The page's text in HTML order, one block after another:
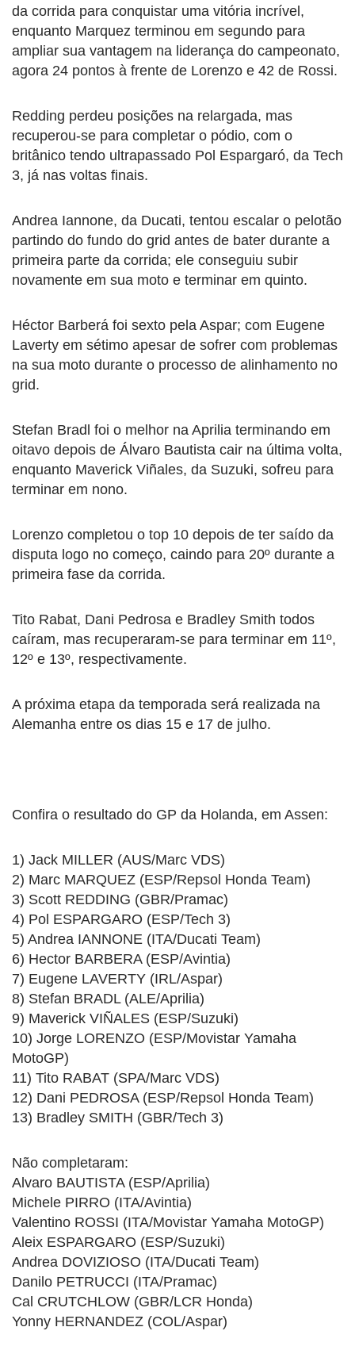
da corrida para conquistar uma vitória incrível,
enquanto Marquez terminou em segundo para
ampliar sua vantagem na liderança do campeonato,
agora 24 pontos à frente de Lorenzo e 42 de Rossi.
Redding perdeu posições na relargada, mas
recuperou-se para completar o pódio, com o
britânico tendo ultrapassado Pol Espargaró, da Tech
3, já nas voltas finais.
Andrea Iannone, da Ducati, tentou escalar o pelotão
partindo do fundo do grid antes de bater durante a
primeira parte da corrida; ele conseguiu subir
novamente em sua moto e terminar em quinto.
Héctor Barberá foi sexto pela Aspar; com Eugene
Laverty em sétimo apesar de sofrer com problemas
na sua moto durante o processo de alinhamento no
grid.
Stefan Bradl foi o melhor na Aprilia terminando em
oitavo depois de Álvaro Bautista cair na última volta,
enquanto Maverick Viñales, da Suzuki, sofreu para
terminar em nono.
Lorenzo completou o top 10 depois de ter saído da
disputa logo no começo, caindo para 20º durante a
primeira fase da corrida.
Tito Rabat, Dani Pedrosa e Bradley Smith todos
caíram, mas recuperaram-se para terminar em 11º,
12º e 13º, respectivamente.
A próxima etapa da temporada será realizada na
Alemanha entre os dias 15 e 17 de julho.
Confira o resultado do GP da Holanda, em Assen:
1) Jack MILLER (AUS/Marc VDS)
2) Marc MARQUEZ (ESP/Repsol Honda Team)
3) Scott REDDING (GBR/Pramac)
4) Pol ESPARGARO (ESP/Tech 3)
5) Andrea IANNONE (ITA/Ducati Team)
6) Hector BARBERA (ESP/Avintia)
7) Eugene LAVERTY (IRL/Aspar)
8) Stefan BRADL (ALE/Aprilia)
9) Maverick VIÑALES (ESP/Suzuki)
10) Jorge LORENZO (ESP/Movistar Yamaha
MotoGP)
11) Tito RABAT (SPA/Marc VDS)
12) Dani PEDROSA (ESP/Repsol Honda Team)
13) Bradley SMITH (GBR/Tech 3)
Não completaram:
Alvaro BAUTISTA (ESP/Aprilia)
Michele PIRRO (ITA/Avintia)
Valentino ROSSI (ITA/Movistar Yamaha MotoGP)
Aleix ESPARGARO (ESP/Suzuki)
Andrea DOVIZIOSO (ITA/Ducati Team)
Danilo PETRUCCI (ITA/Pramac)
Cal CRUTCHLOW (GBR/LCR Honda)
Yonny HERNANDEZ (COL/Aspar)